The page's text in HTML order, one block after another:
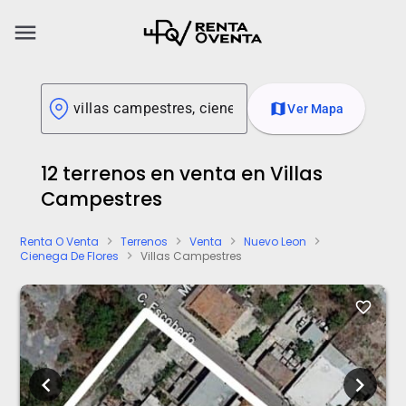
menu
mapVer Mapa
12 terrenos en venta en Villas
Campestres
Renta O Venta chevron_right Terrenos chevron_right Venta chevron_right Nuevo Leon chevron_right
Cienega De Flores chevron_right Villas Campestres
favorite_border
chevron_left chevron_right